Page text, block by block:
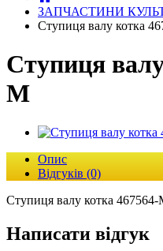
ЗАПЧАСТИНИ
Ступиця валу котка
Ступиця
M
Опис
Відгуків (0)
Ступиця валу котка 467564-
Написати відгук